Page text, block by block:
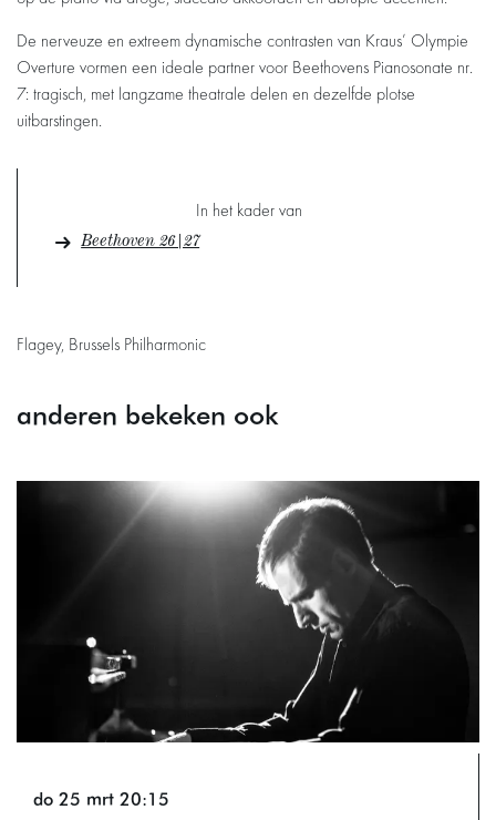
De nerveuze en extreem dynamische contrasten van Kraus’ Olympie
Overture vormen een ideale partner voor Beethovens Pianosonate nr.
7: tragisch, met langzame theatrale delen en dezelfde plotse
uitbarstingen.
In het kader van
Beethoven 26|27
Flagey, Brussels Philharmonic
anderen bekeken ook
do 25 mrt 20:15